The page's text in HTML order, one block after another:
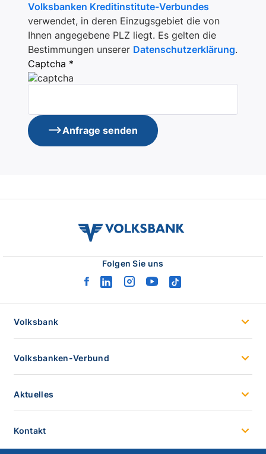
Volksbanken Kreditinstitute-Verbundes
verwendet, in deren Einzugsgebiet die von
Ihnen angegebene PLZ liegt. Es gelten die
Bestimmungen unserer Datenschutzerklärung.
Captcha *
Anfrage senden
volksbank
Folgen Sie uns
facebook
linkedininstagram
youtubetiktok
Volksbank
Volksbanken-Verbund
Aktuelles
Kontakt